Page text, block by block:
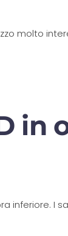
molto
in
inferiore. I